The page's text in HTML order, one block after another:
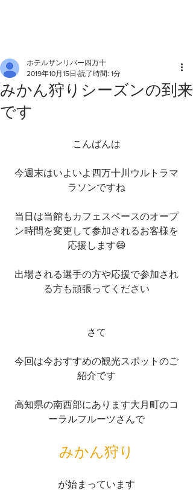
みかん狩りシーズンの到来
です
ホテルサンリバー四万十
2019年10月15日 読了時間: 1分
こんばんは
今週末はいよいよ四万十川ウルトラマ
ラソンですね
当日は当館もカフェスペースのオープ
ン時間を変更して参加されるお客様を
応援します😄
出場される選手の方や応援で参加され
る方も頑張ってください
さて
今回は今おすすめの観光スポットのご
紹介です
高知県の南西部にあります大月町のコ
ーラルフルーツさんで
みかん狩り
が始まっています